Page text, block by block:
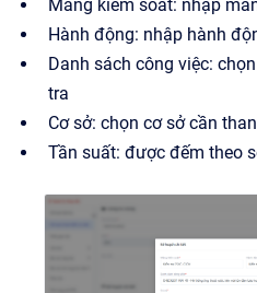
Mảng kiểm soát: nhập
Hành động: nhập hành
Danh sách công việc:
tra
Cơ sở: chọn cơ sở cần
Tần suất: được đếm theo